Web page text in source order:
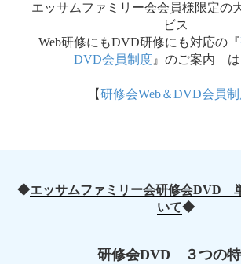
エッサムファミリー会会員様限定の
ビス
Web研修にもDVD研修にも対応の『
DVD会員制度 』のご案内 は
【研修会Web＆DVD会員
◆エッサムファミリー会研修会DVD
いて◆
研修会DVD ３つの